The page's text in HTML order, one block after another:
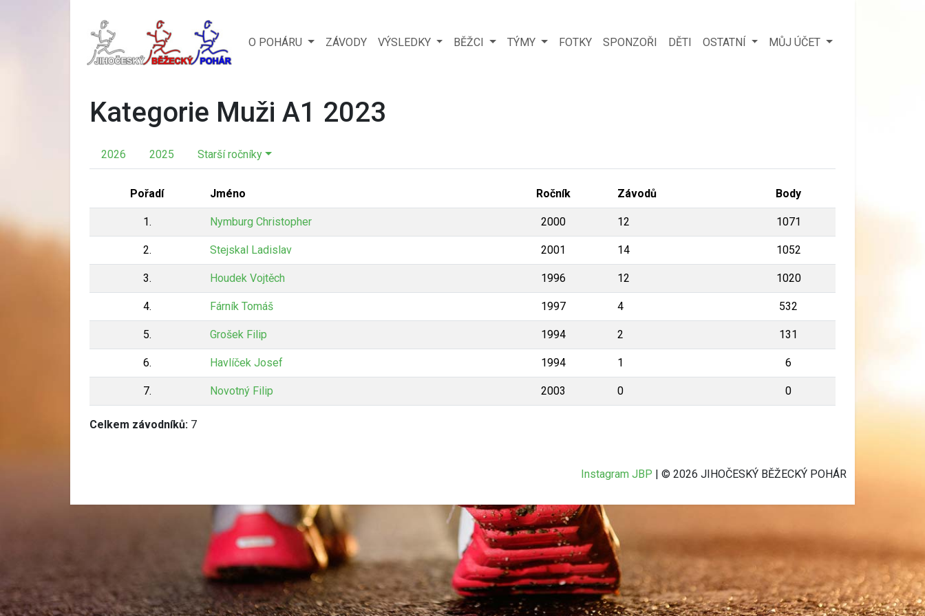
O POHÁRU ZÁVODY VÝSLEDKY BĚŽCI TÝMY FOTKY SPONZOŘI DĚTI OSTATNÍ MŮJ ÚČET
Kategorie Muži A1 2023
2026 2025 Starší ročníky
Pořadí Jméno Ročník Závodů Body
1. Nymburg Christopher 2000 12 1071
2. Stejskal Ladislav 2001 14 1052
3. Houdek Vojtěch 1996 12 1020
4. Fárník Tomáš 1997 4 532
5. Grošek Filip 1994 2 131
6. Havlíček Josef 1994 1 6
7. Novotný Filip 2003 0 0
Celkem závodníků: 7
Instagram JBP | © 2026 JIHOČESKÝ BĚŽECKÝ POHÁR